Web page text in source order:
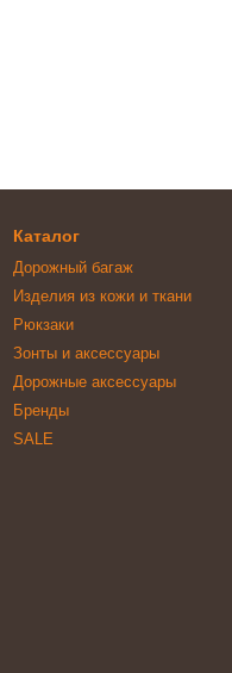
Каталог
Дорожный багаж
Изделия из кожи и ткани
Рюкзаки
Зонты и аксессуары
Дорожные аксессуары
Бренды
SALE